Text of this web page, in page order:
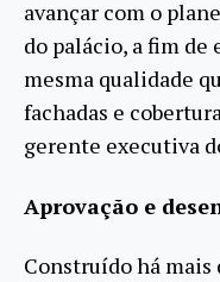
avançar com o
do palácio, a fim de
mesma qualidade
fachadas e
gerente executiva
Aprovação e
Construído há mais